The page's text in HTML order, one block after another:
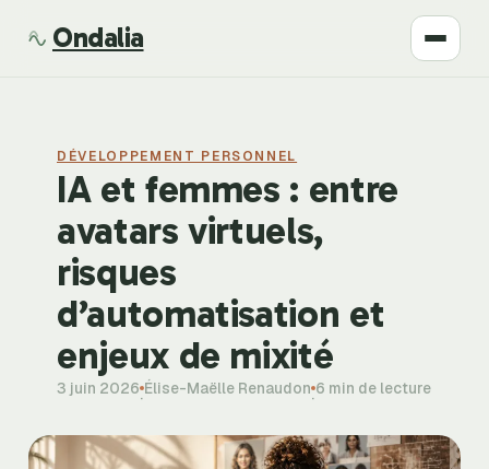
Ondalia
Beauté
Développement
Bien-être
DÉVELOPPEMENT PERSONNEL
IA et femmes : entre
avatars virtuels,
risques
d’automatisation et
enjeux de mixité
3 juin 2026·Élise-Maëlle Renaudon·6 min de lecture